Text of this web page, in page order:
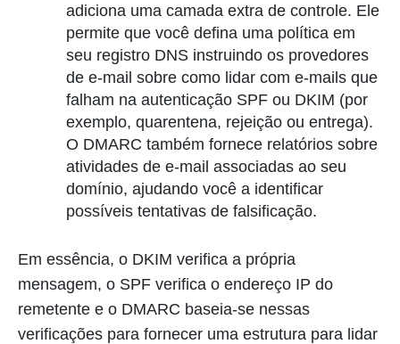
adiciona uma camada extra de controle. Ele
permite que você defina uma política em
seu registro DNS instruindo os provedores
de e-mail sobre como lidar com e-mails que
falham na autenticação SPF ou DKIM (por
exemplo, quarentena, rejeição ou entrega).
O DMARC também fornece relatórios sobre
atividades de e-mail associadas ao seu
domínio, ajudando você a identificar
possíveis tentativas de falsificação.
Em essência, o DKIM verifica a própria
mensagem, o SPF verifica o endereço IP do
remetente e o DMARC baseia-se nessas
verificações para fornecer uma estrutura para lidar